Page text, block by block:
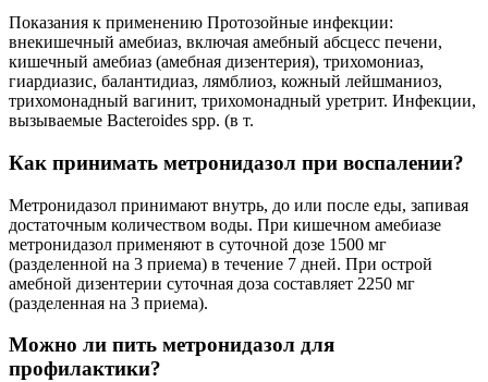
Показания к применению Протозойные инфекции:
внекишечный амебиаз, включая амебный абсцесс печени,
кишечный амебиаз (амебная дизентерия), трихомониаз,
гиардиазис, балантидиаз, лямблиоз, кожный лейшманиоз,
трихомонадный вагинит, трихомонадный уретрит. Инфекции,
вызываемые Bacteroides spp. (в т.
Как принимать метронидазол при воспалении?
Метронидазол принимают внутрь, до или после еды, запивая
достаточным количеством воды. При кишечном амебиазе
метронидазол применяют в суточной дозе 1500 мг
(разделенной на 3 приема) в течение 7 дней. При острой
амебной дизентерии суточная доза составляет 2250 мг
(разделенная на 3 приема).
Можно ли пить метронидазол для
профилактики?